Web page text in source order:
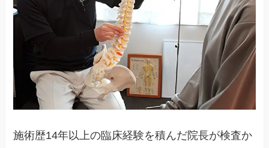
施術歴14年以上の臨床経験を積んだ院長が検査か